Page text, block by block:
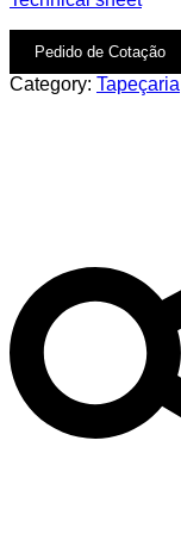
Pedido de Cotação
Category: Tapeçaria